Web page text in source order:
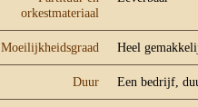
orkestmateriaal
Moeilijkheidsgraad Heel
Duur Een bedrijf,